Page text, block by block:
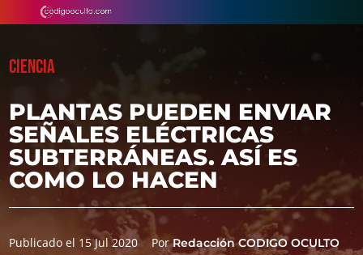
CIENCIA
PLANTAS PUEDEN ENVIAR
SEÑALES ELÉCTRICAS
SUBTERRÁNEAS. ASÍ ES
COMO LO HACEN
Publicado el 15 Jul 2020 PorRedacción CODIGO OCULTO